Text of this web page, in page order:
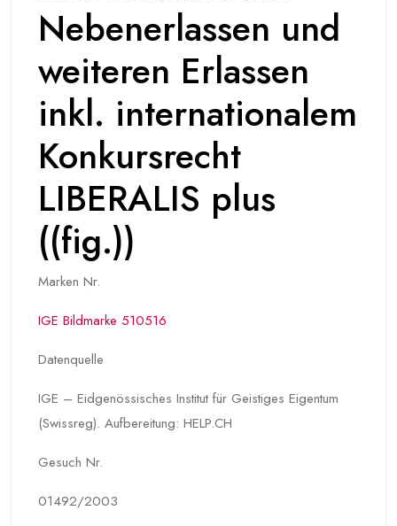
Nebenerlassen und
weiteren Erlassen
inkl. internationalem
Konkursrecht
LIBERALIS plus
((fig.))
Marken Nr.
IGE Bildmarke 510516
Datenquelle
IGE – Eidgenössisches Institut für Geistiges Eigentum
(Swissreg). Aufbereitung: HELP.CH
Gesuch Nr.
01492/2003